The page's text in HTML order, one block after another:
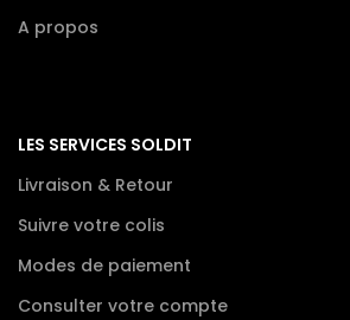
A propos
LES SERVICES SOLDIT
Livraison & Retour
Suivre votre colis
Modes de paiement
Consulter votre compte